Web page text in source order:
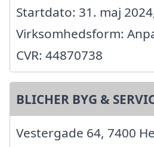
Startdato: 31. maj
Virksomhedsform:
CVR: 44870738
BLICHER BYG &
Vestergade 64, 7400